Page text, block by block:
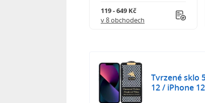
119 - 649 Kč
v 8 obchodech
Tvrzené sklo
12 / iPhone